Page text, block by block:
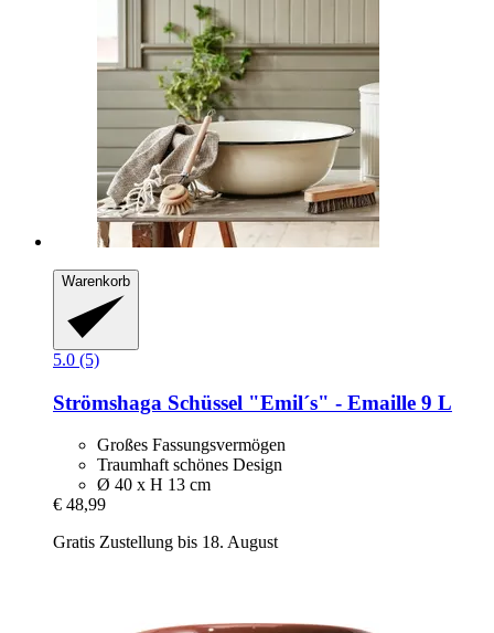
Warenkorb
5.0 (5)
Strömshaga Schüssel "Emil´s" -​ Emaille 9 L
Großes Fassungsvermögen
Traumhaft schönes Design
Ø 40 x H 13 cm
€ 48,99
Gratis Zustellung bis 18. August